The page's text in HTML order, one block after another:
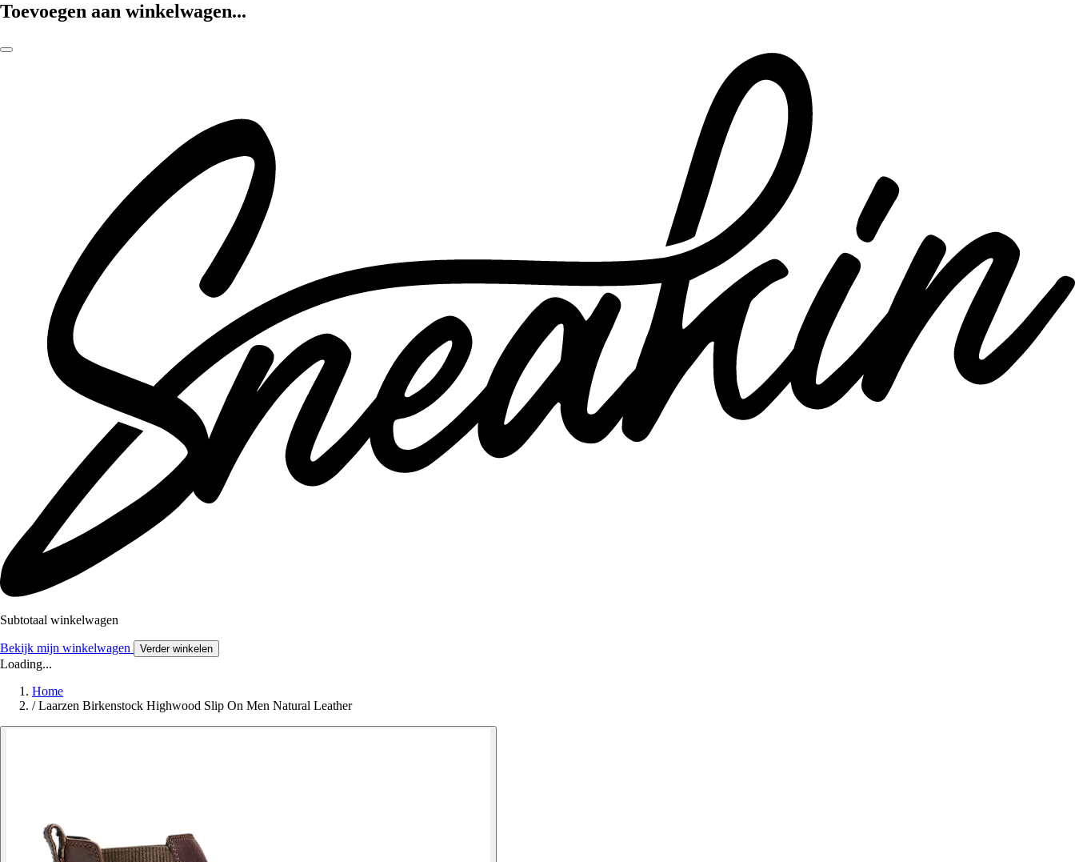
Toevoegen aan winkelwagen...
Subtotaal winkelwagen
Bekijk mijn winkelwagen Verder winkelen
Loading...
Home
/ Laarzen Birkenstock Highwood Slip On Men Natural Leather